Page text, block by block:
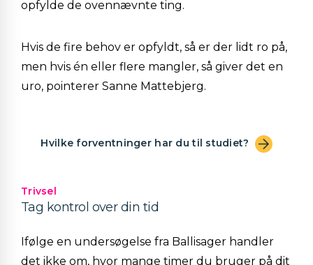
opfylde de ovennævnte ting.
Hvis de fire behov er opfyldt, så er der lidt ro på,
men hvis én eller flere mangler, så giver det en
uro, pointerer Sanne Mattebjerg.
Hvilke forventninger har du til studiet?
Trivsel
Tag kontrol over din tid
Ifølge en undersøgelse fra Ballisager handler
det ikke om, hvor mange timer du bruger på dit